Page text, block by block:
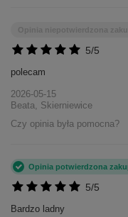
5/5
polecam
2026-05-15
Beata, Skierniewice
Czy opinia była pomocna?
5/5
Opinia potwierdzona
Bardzo ladny